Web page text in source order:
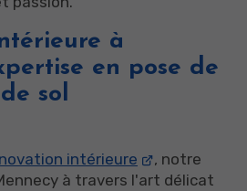
à
en pose de
sol
intérieure
, notre
à travers l'art délicat